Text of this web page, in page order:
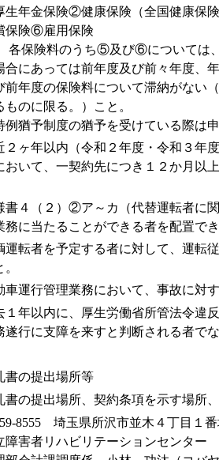
年金保険②健康保険（全国健康保
保険⑥雇用保険
各保険料のうち⑤及び⑥については
合にあっては前年度及び前々年度、
前年度の保険料について滞納がない
ものに限る。）こと。
猶予制度の猶予を受けている際は
２ヶ年以内（令和２年度・令和３年
おいて、一契約先につき１２か月以
書４（２）②ア～カ（代替運転者に
務に当たることができる者を配置で
運転者を予定する者に対して、運転
車運行管理業務において、事故に対
１年以内に、厚生労働省所管法令違
遂行に支障を来すと判断される者で
書の提出場所等
書の提出場所、契約条項を示す場所
8555 埼玉県所沢市並木４丁目１
障害者リハビリテーションセンター